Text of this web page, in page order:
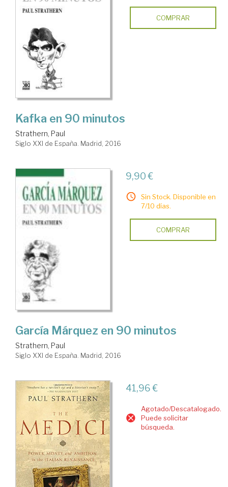
COMPRAR
Kafka en 90 minutos
Strathern, Paul
Siglo XXI de España. Madrid, 2016
9,90 €
Sin Stock. Disponible en
7/10 días.
COMPRAR
García Márquez en 90 minutos
Strathern, Paul
Siglo XXI de España. Madrid, 2016
41,96 €
Agotado/Descatalogado.
Puede solicitar
búsqueda.